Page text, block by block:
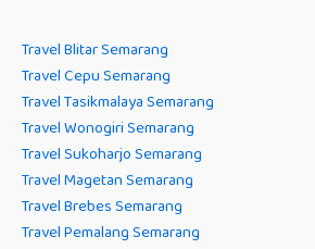
Travel Blitar Semarang
Travel Cepu Semarang
Travel Tasikmalaya Semarang
Travel Wonogiri Semarang
Travel Sukoharjo Semarang
Travel Magetan Semarang
Travel Brebes Semarang
Travel Pemalang Semarang